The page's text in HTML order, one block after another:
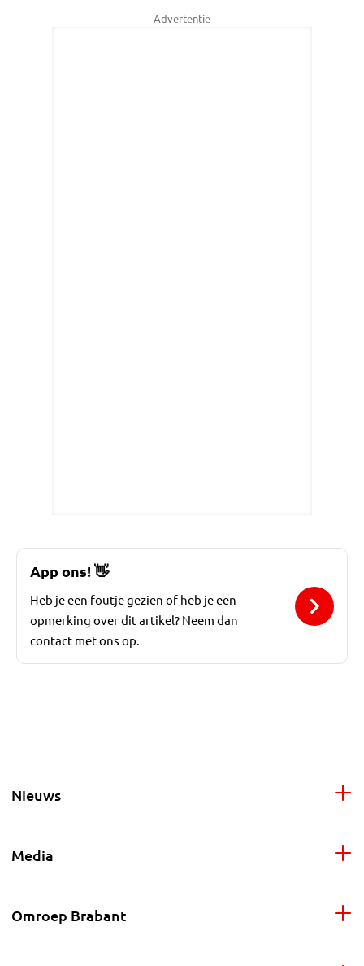
Advertentie
App ons!👋
Heb je een foutje gezien of heb je een
opmerking over dit artikel? Neem dan
contact met ons op.
Nieuws
Media
Omroep Brabant